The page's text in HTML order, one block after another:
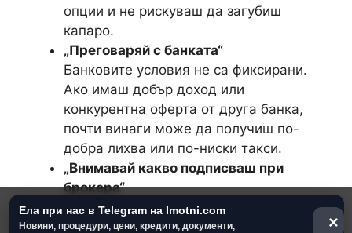
опции и не рискуваш да загубиш
капаро.
„Преговаряй с банката“
Банковите условия не са фиксирани.
Ако имаш добър доход или
конкурентна оферта от друга банка,
почти винаги може да получиш по-
добра лихва или по-ниски такси.
„Внимавай какво подписваш при
брокера“
Има агенции, които включват скрити
такси или обвързват купувача с
Ела при нас в Telegram на Imotni.com
Новини, процедури, цени, кредити, документи,
×